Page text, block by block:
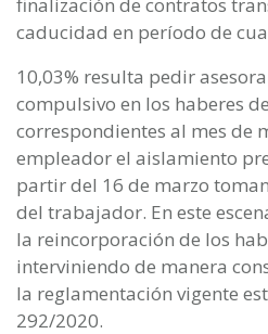
caducidad en período de
10,03% resulta pedir
compulsivo en los haberes
correspondientes al mes de
empleador el aislamiento
partir del 16 de marzo
del trabajador. En este
la reincorporación de los
interviniendo de manera
la reglamentación vigente
292/2020.